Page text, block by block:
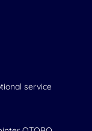
service